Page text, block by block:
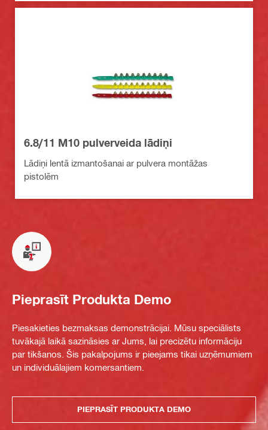
6.8/11 M10 pulverveida lādiņi
Lādiņi lentā izmantošanai ar pulvera montāžas
pistolēm
Pieprasīt Produkta Demo
Piesakieties bezmaksas demonstrācijai. Mūsu speciālists
tuvākajā laikā sazināsies ar Jums, lai precizētu informāciju
par tikšanos. Šis pakalpojums ir pieejams tikai uzņēmumiem
un individuālajiem komersantiem.
PIEPRASĪT PRODUKTA DEMO